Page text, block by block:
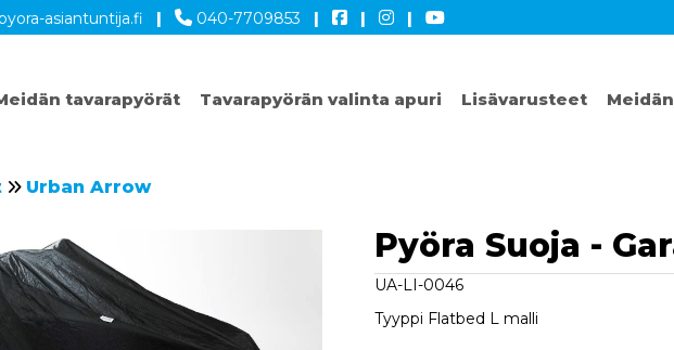
asiantuntija.fi | 040-7709853 | | |
tavarapyörät Tavarapyörän valinta apuri Lisävarusteet
Urban Arrow
Pyöra Suoja -
UA-LI-0046
Tyyppi Flatbed L malli